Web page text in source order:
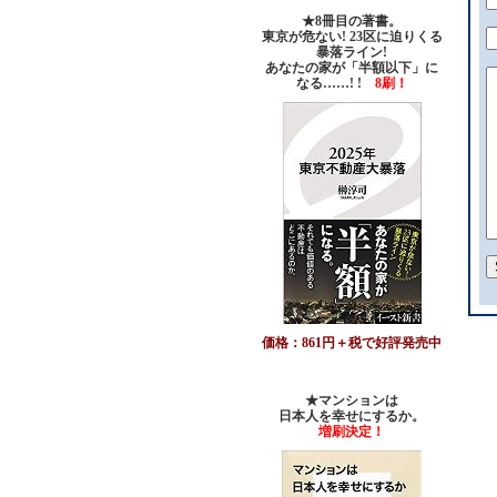
★8冊目の著書。
東京が危ない! 23区に迫りくる
暴落ライン!
あなたの家が「半額以下」に
なる……! ! 8刷！
価格：861円＋税で好評発売中
★マンションは
日本人を幸せにするか。
増刷決定！